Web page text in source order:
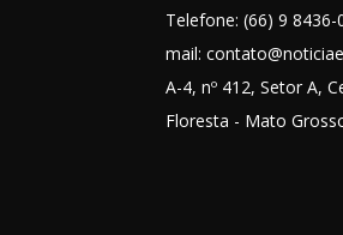
Telefone: (66) 9 8436-
mail:
A-4, nº 412, Setor A,
Floresta - Mato